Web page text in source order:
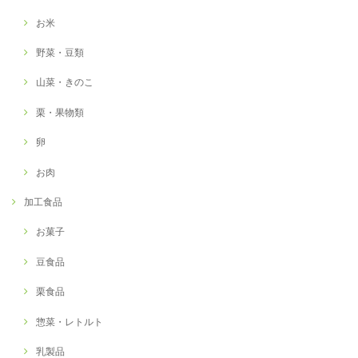
お米
野菜・豆類
山菜・きのこ
栗・果物類
卵
お肉
加工食品
お菓子
豆食品
栗食品
惣菜・レトルト
乳製品